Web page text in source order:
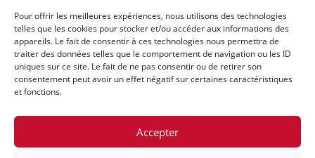
Pour offrir les meilleures expériences, nous utilisons des technologies
telles que les cookies pour stocker et/ou accéder aux informations des
appareils. Le fait de consentir à ces technologies nous permettra de
traiter des données telles que le comportement de navigation ou les ID
uniques sur ce site. Le fait de ne pas consentir ou de retirer son
consentement peut avoir un effet négatif sur certaines caractéristiques
et fonctions.
Accepter
Trouver nos produits
Politique de frais d'envoi
Termes et conditions
Politique de remboursement